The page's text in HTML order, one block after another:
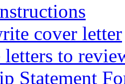
cover letter
letters to
Statement